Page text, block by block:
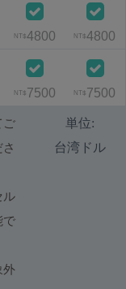
NT$4800 NT$4800
NT$ 7500 NT$ 7500
ご
ル
で
外
単位:
台湾ドル